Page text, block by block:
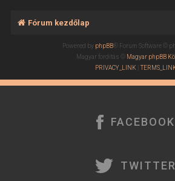
Fórum kezdőlap
Powered by phpBB® Forum Software ©
Magyar fordítás © Magyar phpBB
PRIVACY_LINK |
FACEBOOK
TWITTER